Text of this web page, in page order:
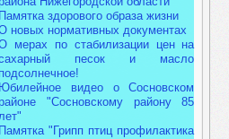
Памятка здорового образа жизни
новых нормативных документах
мерах по стабилизации цен на
песок и масло
подсолнечное!
Юбилейное видео о Сосновском
"Сосновскому району 85
Памятка "Грипп птиц профилактика